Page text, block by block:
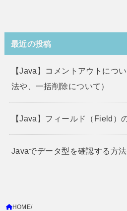
最近の投稿
【Java】コメントアウトにつ
法や、一括削除について）
【Java】フィールド（Field）
Javaでデータ型を確認する方法
HOME